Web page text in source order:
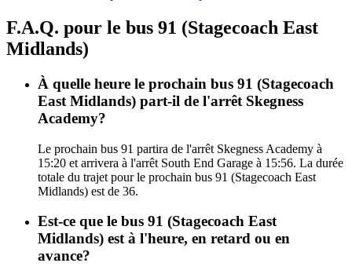
F.A.Q. pour le bus 91 (Stagecoach East
Midlands)
À quelle heure le prochain bus 91 (Stagecoach
East Midlands) part-il de l'arrêt Skegness
Academy?
Le prochain bus 91 partira de l'arrêt Skegness Academy à
15:20 et arrivera à l'arrêt South End Garage à 15:56. La durée
totale du trajet pour le prochain bus 91 (Stagecoach East
Midlands) est de 36.
Est-ce que le bus 91 (Stagecoach East
Midlands) est à l'heure, en retard ou en
avance?